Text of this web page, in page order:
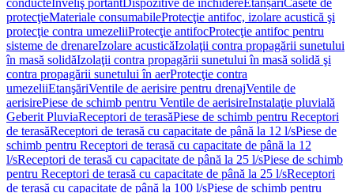
conducteÎnveliş portantDispozitive de închidereEtanșăriCasete de
protecţieMateriale consumabileProtecţie antifoc, izolare acustică şi
protecţie contra umezeliiProtecţie antifocProtecţie antifoc pentru
sisteme de drenareIzolare acusticăIzolaţii contra propagării sunetului
în masă solidăIzolaţii contra propagării sunetului în masă solidă şi
contra propagării sunetului în aerProtecţie contra
umezeliiEtanşăriVentile de aerisire pentru drenajVentile de
aerisirePiese de schimb pentru Ventile de aerisireInstalaţie pluvială
Geberit PluviaReceptori de terasăPiese de schimb pentru Receptori
de terasăReceptori de terasă cu capacitate de până la 12 l/sPiese de
schimb pentru Receptori de terasă cu capacitate de până la 12
l/sReceptori de terasă cu capacitate de până la 25 l/sPiese de schimb
pentru Receptori de terasă cu capacitate de până la 25 l/sReceptori
de terasă cu capacitate de până la 100 l/sPiese de schimb pentru